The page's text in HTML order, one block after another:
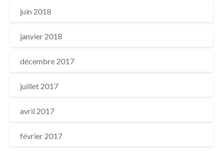
juin 2018
janvier 2018
décembre 2017
juillet 2017
avril 2017
février 2017